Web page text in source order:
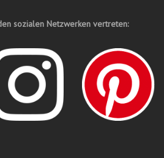
sozialen Netzwerken vertreten: